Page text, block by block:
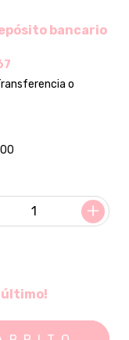
bancario
o
último!